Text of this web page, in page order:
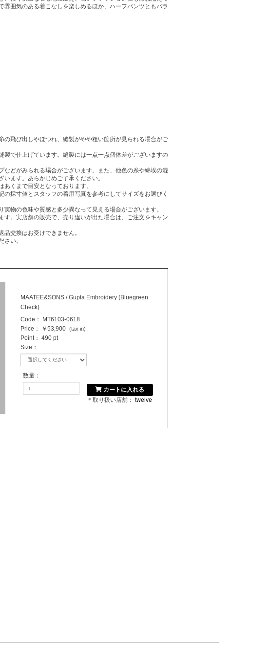
囲気のある着こなしを楽しめるほか、ハーフパンツともバラ
の飛び出しやほつれ、縫製がやや粗い箇所が見られる場合がご
製で仕上げています。縫製には一点一点個体差がございますの
などがみられる場合がございます。また、他色の糸や綿埃の混
ます。あらかじめご了承ください。
あくまで目安となっております。
の採寸値とスタッフの着用写真を参考にしてサイズをお選びく
物の色味や質感と多少異なって見える場合がございます。
す。実店舗の販売で、売り違いが出た場合は、ご注文をキャン
品交換はお受けできません。
さい。
MAATEE&SONS / Gupta Embroidery (Bluegreen
Check)
Code：
MT6103-0618
Price：
￥53,900 (tax in)
Point： 490 pt
Size ：
数量：
カートに入れる
＊取り扱い店舗： twelve